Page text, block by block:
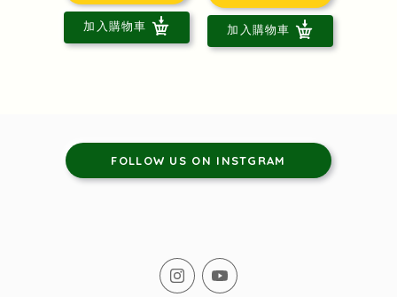
加入購物車 加入購物車
FOLLOW US ON INSTGRAM